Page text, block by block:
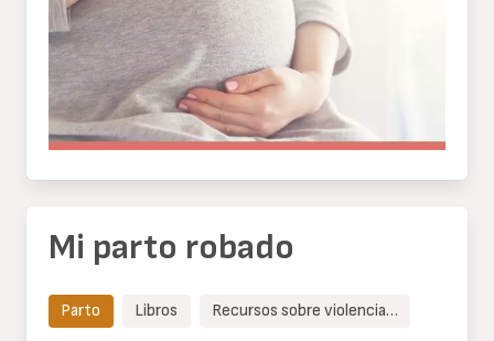
Mi parto robado
Parto Libros Recursos sobre violencia…